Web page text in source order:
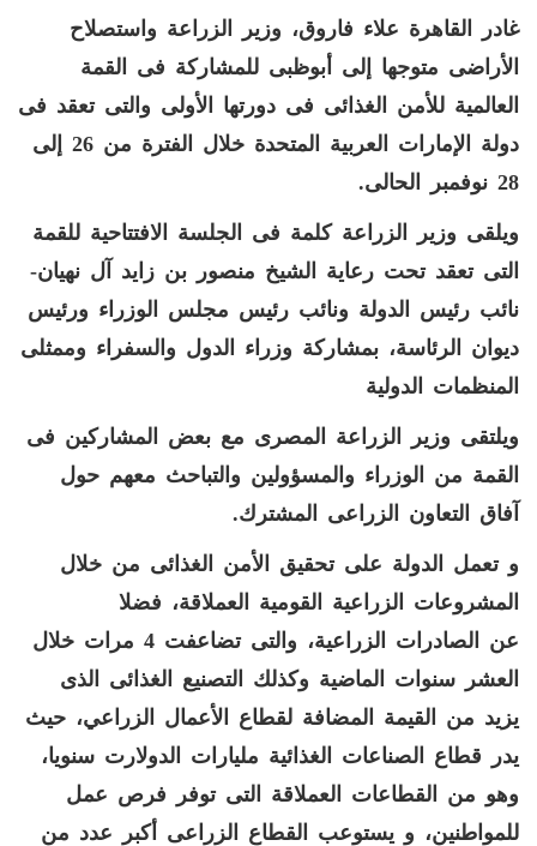
غادر القاهرة علاء فاروق، وزير الزراعة واستصلاح
الأراضى متوجها إلى أبوظبى للمشاركة فى القمة
العالمية للأمن الغذائى فى دورتها الأولى والتى تعقد فى
دولة الإمارات العربية المتحدة خلال الفترة من 26 إلى
28 نوفمبر الحالى
.
ويلقى وزير الزراعة كلمة فى الجلسة الافتتاحية للقمة
التى تعقد تحت رعاية الشيخ منصور بن زايد آل نهيان-
نائب رئيس الدولة ونائب رئيس مجلس الوزراء ورئيس
ديوان الرئاسة، بمشاركة وزراء الدول والسفراء وممثلى
المنظمات الدولية
ويلتقى وزير الزراعة المصرى مع بعض المشاركين فى
القمة من الوزراء والمسؤولين والتباحث معهم حول
آفاق التعاون الزراعى المشترك.
و تعمل الدولة على تحقيق الأمن الغذائى من خلال
المشروعات الزراعية القومية العملاقة، فضلا
عن
الصادرات الزراعية،
والتى تضاعفت 4 مرات خلال
العشر سنوات الماضية وكذلك
التصنيع الغذائى الذى
يزيد من القيمة المضافة لقطاع الأعمال الزراعي، حيث
يدر قطاع الصناعات الغذائية مليارات الدولارت سنويا،
وهو من القطاعات العملاقة التى توفر فرص عمل
للمواطنين، و يستوعب
القطاع الزراعى أكبر عدد من